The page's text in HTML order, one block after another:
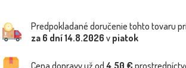
Predpokladané doručenie tohto tovaru
za 6 dní14.8.2026 v piatok
Cena dopravy už od 4.50 €